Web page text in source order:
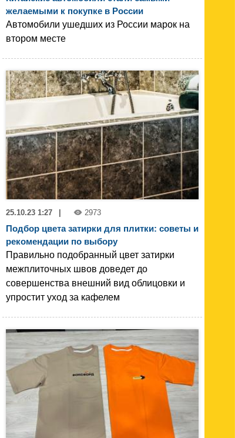
желаемыми к покупке в России
Автомобили ушедших из России марок на
втором месте
25.10.23 1:27 2973
Подбор цвета затирки для плитки: советы и
рекомендации по выбору
Правильно подобранный цвет затирки
межплиточных швов доведет до
совершенства внешний вид облицовки и
упростит уход за кафелем